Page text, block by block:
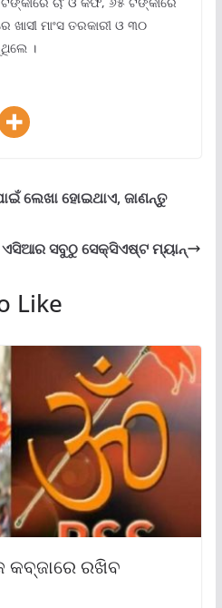
ଖାସୀ ମାଂସ ତରକାରୀ ଓ ୩୦
।
ଲେଖା ହୋଇଥାଏ, ଜାଣନ୍ତୁ
ଏସିଆର ସବୁଠୁ ସେକ୍ସିଏଷ୍ଟ ମ୍ୟାନ୍
Like
କବ୍‍ଜାରେ ରଖିବ